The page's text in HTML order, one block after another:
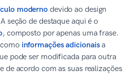
moderno devido ao design
seção de destaque aqui é o
, composto por apenas uma frase.
informações adicionaisa
pode ser modificada para outra
de acordo com as suas realizações